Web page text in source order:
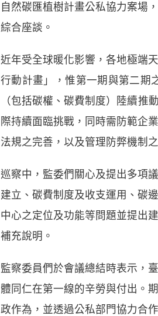
自然碳匯植樹計畫公私協力案場
綜合座談。
近年受全球暖化影響，各地極端
行動計畫」，惟第一期與第二期
（包括碳權、碳費制度）陸續推
際持續面臨挑戰，同時需防範企
法規之完善，以及管理防弊機制
巡察中，監委們關心及提出多項
建立、碳費制度及收支運用、碳
中心之定位及功能等問題並提出
補充說明。
監察委員們於會議總結時表示，
體同仁在第一線的辛勞與付出。
政作為，並透過公私部門協力合